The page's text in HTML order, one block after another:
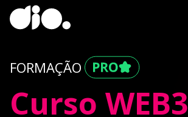
FORMAÇÃO
Curso WEB3